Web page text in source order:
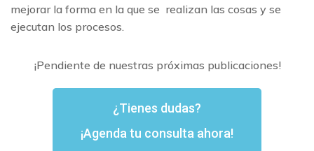
mejorar la forma en la que se realizan las cosas y se
ejecutan los procesos.
¡Pendiente de nuestras próximas publicaciones!
¿Tienes dudas?
¡Agenda tu consulta ahora!